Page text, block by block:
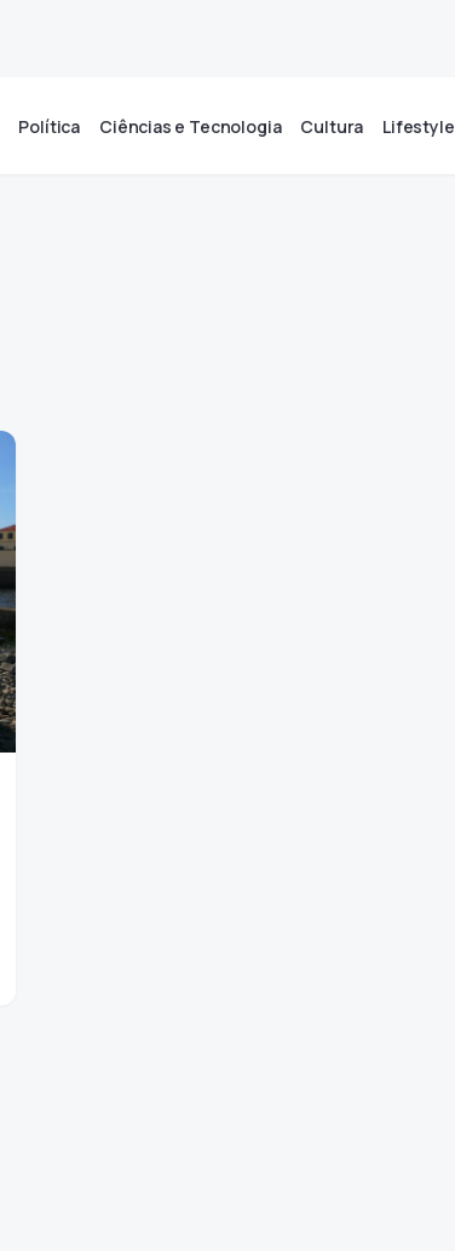
Política Ciências e Tecnologia Cultura Lifestyle